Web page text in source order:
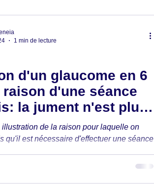
d'un glaucome en 6
raison d'une séance
la jument n'est plus
illustration de la raison pour laquelle on
qu'il est nécessaire d'effectuer une séance
1 min de lecture